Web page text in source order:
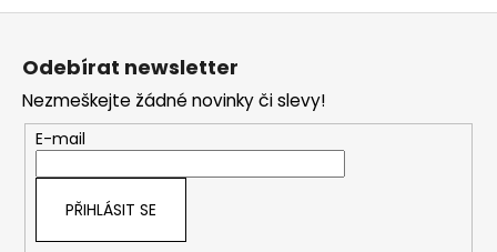
Z
Odebírat newsletter
Nezmeškejte žádné novinky či slevy!
E-mail
PŘIHLÁSIT SE